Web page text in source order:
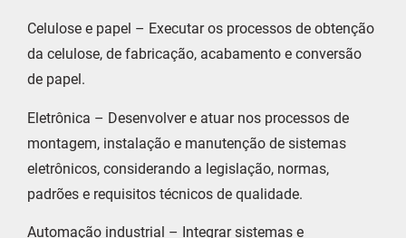
Celulose e papel – Executar os processos de obtenção
da celulose, de fabricação, acabamento e conversão
de papel.
Eletrônica – Desenvolver e atuar nos processos de
montagem, instalação e manutenção de sistemas
eletrônicos, considerando a legislação, normas,
padrões e requisitos técnicos de qualidade.
Automação industrial – Integrar sistemas e